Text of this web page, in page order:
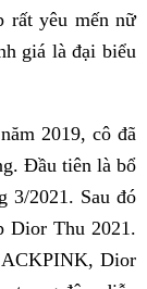
rất yêu mến nữ
giá là đại biểu
2019, cô đã
Đầu tiên là bổ
3/2021. Sau đó
Dior Thu 2021.
Dior